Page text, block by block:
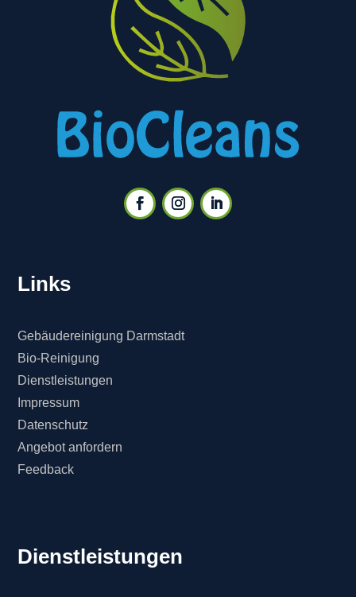
Links
Gebäudereinigung Darmstadt
Bio-Reinigung
Dienstleistungen
Impressum
Datenschutz
Angebot anfordern
Feedback
Dienstleistungen